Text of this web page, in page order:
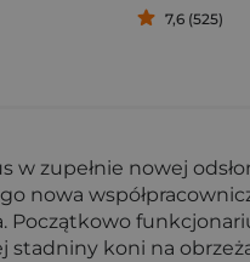
7,6 (525)
zupełnie nowej
nowa
koni na